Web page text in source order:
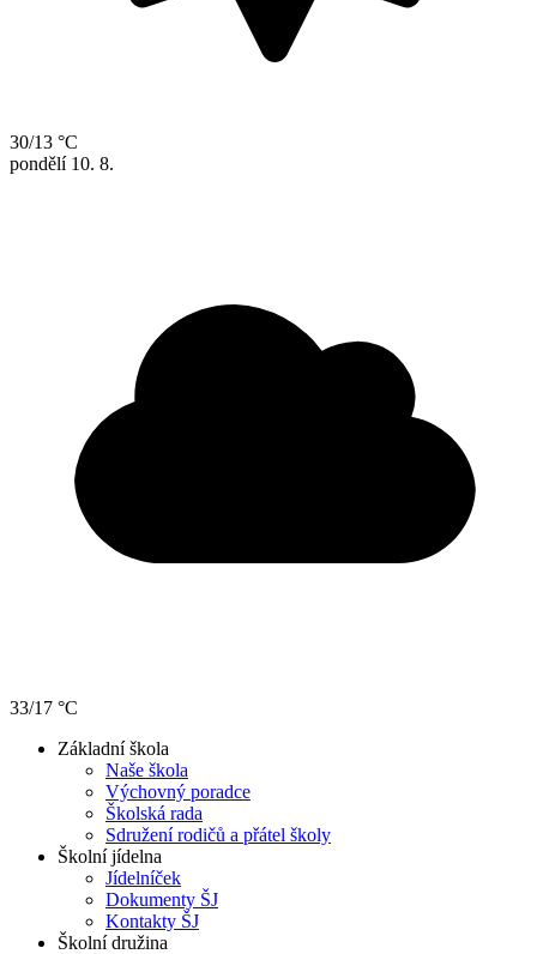
30/13 °C
pondělí 10. 8.
33/17 °C
Základní škola
Naše škola
Výchovný poradce
Školská rada
Sdružení rodičů a přátel školy
Školní jídelna
Jídelníček
Dokumenty ŠJ
Kontakty ŠJ
Školní družina